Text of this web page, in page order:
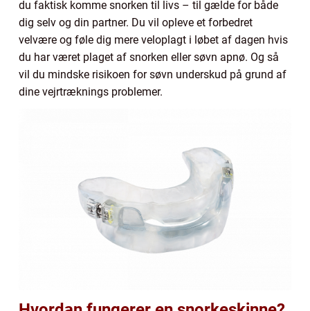
du faktisk komme snorken til livs – til gælde for både
dig selv og din partner. Du vil opleve et forbedret
velvære og føle dig mere veloplagt i løbet af dagen hvis
du har været plaget af snorken eller søvn apnø. Og så
vil du mindske risikoen for søvn underskud på grund af
dine vejrtræknings problemer.